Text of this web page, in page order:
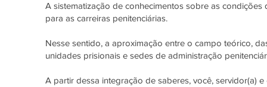
A sistematização de conhecimentos sobre as
para as carreiras penitenciárias.
Nesse sentido, a aproximação entre o campo teórico,
unidades prisionais e sedes de administração
A partir dessa integração de saberes, você, servidor(a)